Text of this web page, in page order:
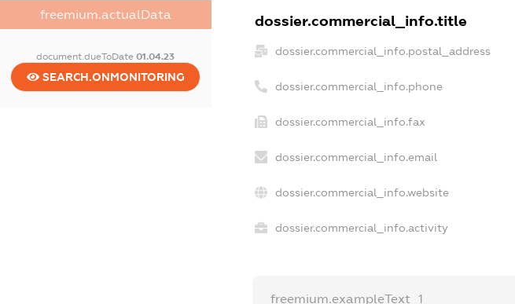
freemium.actualData
document.dueToDate01.04.23
SEARCH.ONMONITORING
dossier.commercial_info.title
dossier.commercial_info.postal_address
dossier.commercial_info.phone
dossier.commercial_info.fax
dossier.commercial_info.email
dossier.commercial_info.website
dossier.commercial_info.activity
freemium.exampleText_1